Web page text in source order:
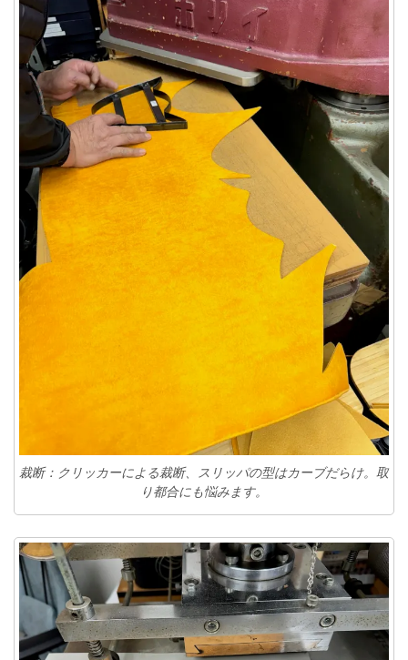
裁断：クリッカーによる裁断、スリッパの型はカーブだらけ。取
り都合にも悩みます。